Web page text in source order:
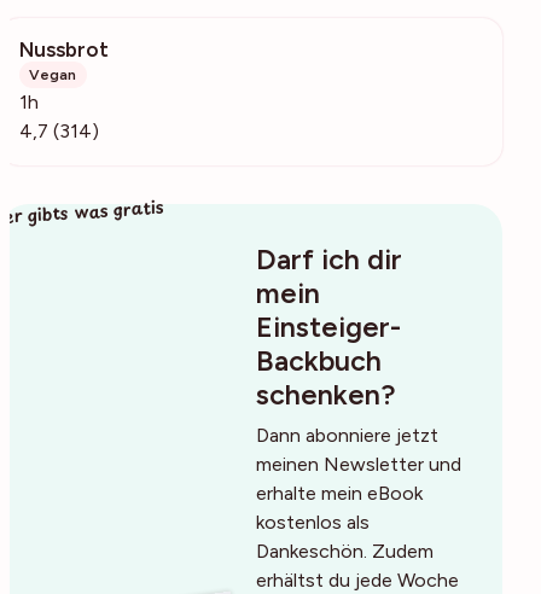
Nussbrot
Vegan
1h
4,7 (314)
Darf ich dir
mein
Einsteiger-
Backbuch
schenken?
Dann abonniere jetzt
meinen Newsletter und
erhalte mein eBook
kostenlos als
Dankeschön. Zudem
erhältst du jede Woche
gibts was gratis